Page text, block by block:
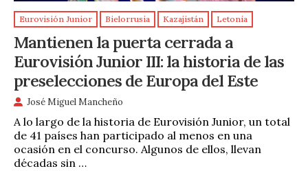
Eurovisión Junior Bielorrusia Kazajistán Letonia
Mantienen la puerta cerrada a
Eurovisión Junior III: la historia de las
preselecciones de Europa del Este
José Miguel Mancheño
A lo largo de la historia de Eurovisión Junior, un total
de 41 países han participado al menos en una
ocasión en el concurso. Algunos de ellos, llevan
décadas sin …